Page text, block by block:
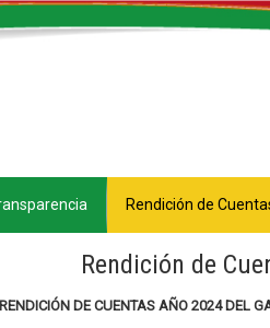
Rendición de
Rendición de
RENDICIÓN DE CUENTAS AÑO 2024 DEL